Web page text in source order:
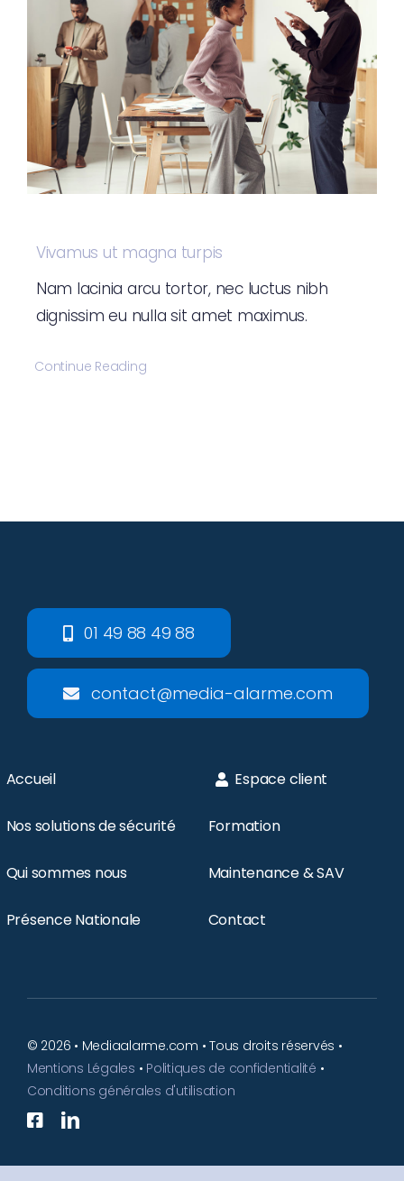
Vivamus ut magna turpis
Nam lacinia arcu tortor, nec luctus nibh
dignissim eu nulla sit amet maximus.
Continue Reading
01 49 88 49 88
contact@media-alarme.com
Accueil
Nos solutions de sécurité
Qui sommes nous
Présence Nationale
Espace client
Formation
Maintenance & SAV
Contact
© 2026 • Mediaalarme.com • Tous droits réservés •
Mentions Légales • Politiques de confidentialité •
Conditions générales d'utilisation